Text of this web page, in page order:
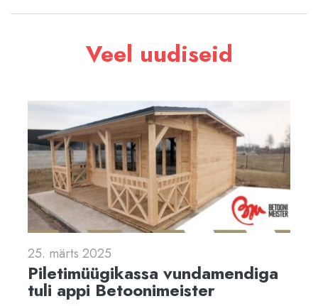
Veel uudiseid
25. märts 2025
Piletimüügikassa vundamendiga
tuli appi Betoonimeister